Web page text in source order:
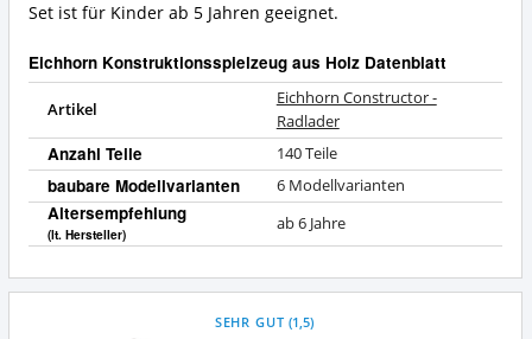
Set ist für Kinder ab 5 Jahren geeignet.
Eichhorn Konstruktionsspielzeug aus Holz Datenblatt
Artikel
Eichhorn Constructor -
Radlader
Anzahl Teile 140 Teile
baubare Modellvarianten 6 Modellvarianten
Altersempfehlung
(lt. Hersteller)
ab 6 Jahre
SEHR GUT (1,5)